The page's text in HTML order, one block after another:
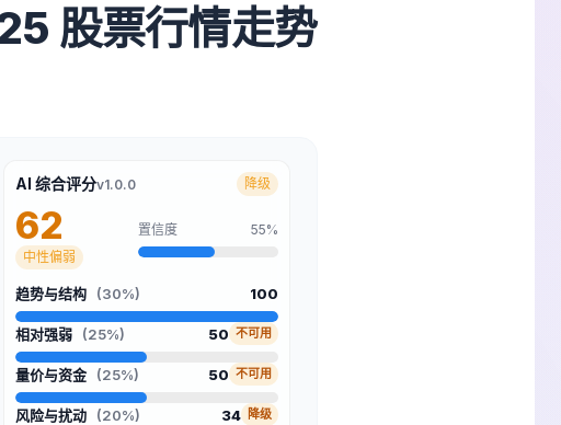
股票行情走势
AI 综合评分v1.0.0 降级
62
中性偏弱
置信度 55%
趋势与结构 (30%) 100
相对强弱 (25%) 50 不可用
量价与资金 (25%) 50 不可用
风险与扰动 (20%) 34 降级